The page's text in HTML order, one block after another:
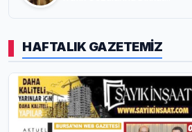
HAFTALIK GAZETEMİZ